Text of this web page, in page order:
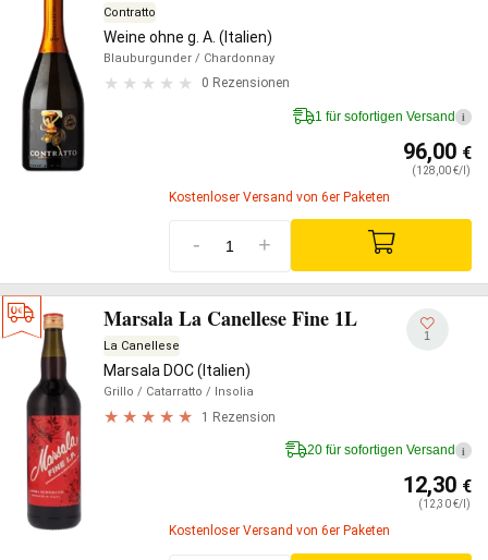
Contratto
Weine ohne g. A. (Italien)
Blauburgunder / Chardonnay
0 Rezensionen
1 für sofortigen Versand i
96,00 €
(128,00 €/l)
Kostenloser Versand von 6er Paketen
- +
Marsala La Canellese Fine 1L
La Canellese
Marsala DOC (Italien)
Grillo / Catarratto / Insolia
1 Rezension
1
20 für sofortigen Versand i
12,30 €
(12,30 €/l)
Kostenloser Versand von 6er Paketen